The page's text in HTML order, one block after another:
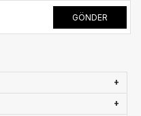
GÖNDER